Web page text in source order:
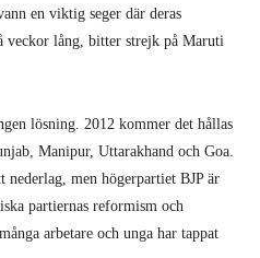
en viktig seger där deras
veckor lång, bitter strejk på Maruti
lösning. 2012 kommer det hållas
Manipur, Uttarakhand och Goa.
nederlag, men högerpartiet BJP är
partiernas reformism och
arbetare och unga har tappat